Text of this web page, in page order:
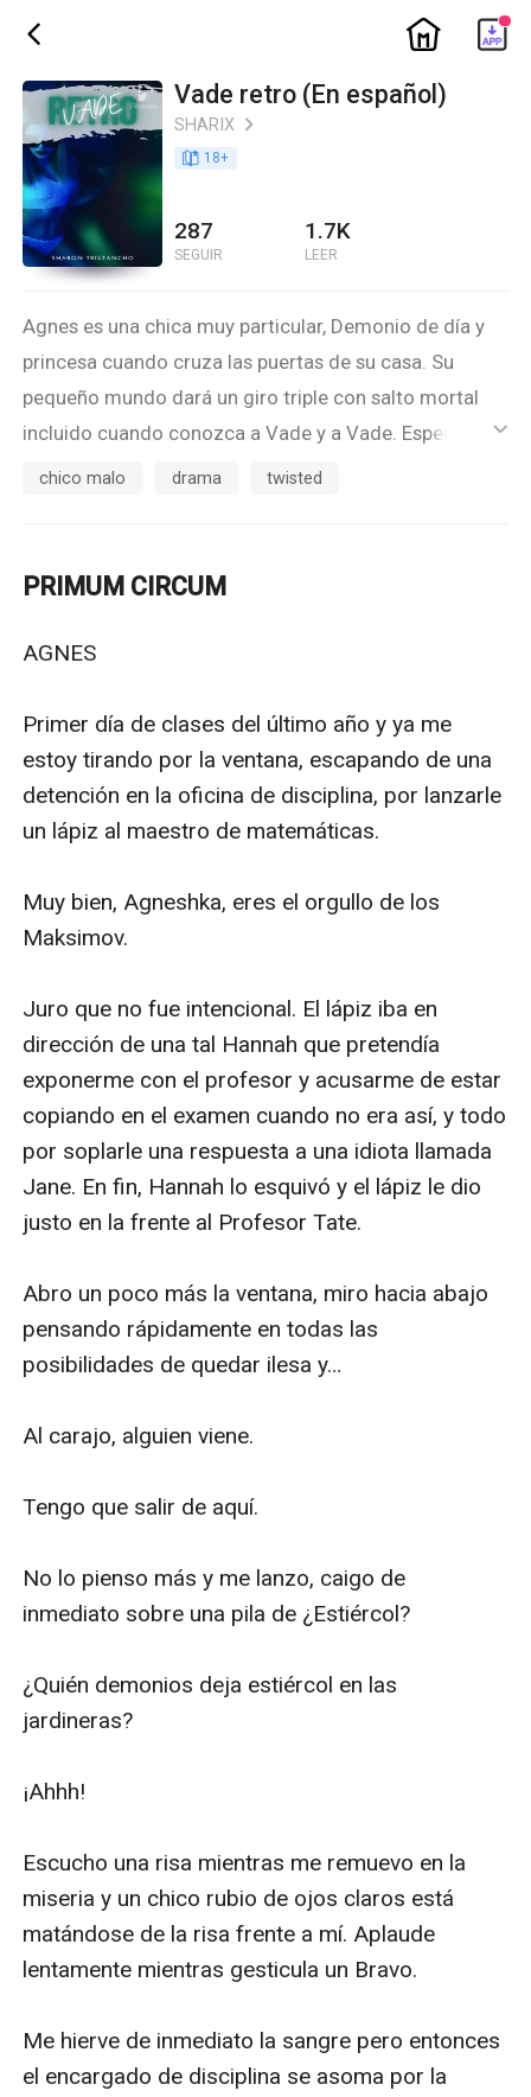
ic_back ic_home
Vade retro (En español)
SHARIX ic_arrow_right
book_age 18+
287
SEGUIR
1.7K
LEER
Agnes es una chica muy particular, Demonio de día y
princesa cuando cruza las puertas de su casa. Su
pequeño mundo dará un giro triple con salto mortal
incluido cuando conozca a Vade y a Vade. Esperen
¿Hay dos Vade?
enamorado de Caperucita, pero no. Él no es el lobo de
Caperucita".
Registrada en Safe Creative.
© Todos los derechos reservados
ic_default
chico malo drama twisted
PRIMUM CIRCUM
AGNES
Primer día de clases del último año y ya me
estoy tirando por la ventana, escapando de una
detención en la oficina de disciplina, por lanzarle
un lápiz al maestro de matemáticas.
Muy bien, Agneshka, eres el orgullo de los
Maksimov.
Juro que no fue intencional. El lápiz iba en
dirección de una tal Hannah que pretendía
exponerme con el profesor y acusarme de estar
copiando en el examen cuando no era así, y todo
por soplarle una respuesta a una idiota llamada
Jane. En fin, Hannah lo esquivó y el lápiz le dio
justo en la frente al Profesor Tate.
Abro un poco más la ventana, miro hacia abajo
pensando rápidamente en todas las
posibilidades de quedar ilesa y…
Al carajo, alguien viene.
Tengo que salir de aquí.
No lo pienso más y me lanzo, caigo de
inmediato sobre una pila de ¿Estiércol?
¿Quién demonios deja estiércol en las
jardineras?
¡Ahhh!
Escucho una risa mientras me remuevo en la
miseria y un chico rubio de ojos claros está
matándose de la risa frente a mí. Aplaude
lentamente mientras gesticula un Bravo.
Me hierve de inmediato la sangre pero entonces
el encargado de disciplina se asoma por la